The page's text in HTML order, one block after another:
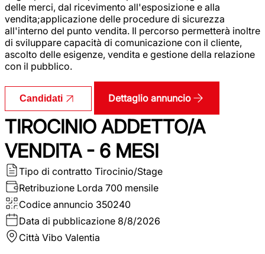
delle merci, dal ricevimento all'esposizione e alla
vendita;applicazione delle procedure di sicurezza
all'interno del punto vendita. Il percorso permetterà inoltre
di sviluppare capacità di comunicazione con il cliente,
ascolto delle esigenze, vendita e gestione della relazione
con il pubblico.
Candidati Dettaglio annuncio
TIROCINIO ADDETTO/A
VENDITA - 6 MESI
Tipo di contratto Tirocinio/Stage
Retribuzione Lorda 700 mensile
Codice annuncio 350240
Data di pubblicazione 8/8/2026
Città Vibo Valentia